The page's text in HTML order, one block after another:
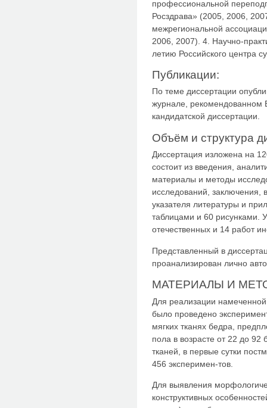
профессиональной
Росздрава» (2005, 2006,
межрегиональной
2006, 2007). 4. Научно-
летию Российского центра
Публикации:
По теме диссертации
журнале, рекомендованном
кандидатской диссертации.
Объём и структура
Диссертация изложена на
состоит из введения,
материалы и методы
исследований, заключения,
указателя литературы и
таблицами и 60 рисунками.
отечественных и 14 работ
Представленный в
проанализирован лично
МАТЕРИАЛЫ И
Для реализации
было проведено
мягких тканях бедра,
пола в возрасте от 22 до 92
тканей, в первые сутки
456 эксперимен-тов.
Для выявления
конструктивных